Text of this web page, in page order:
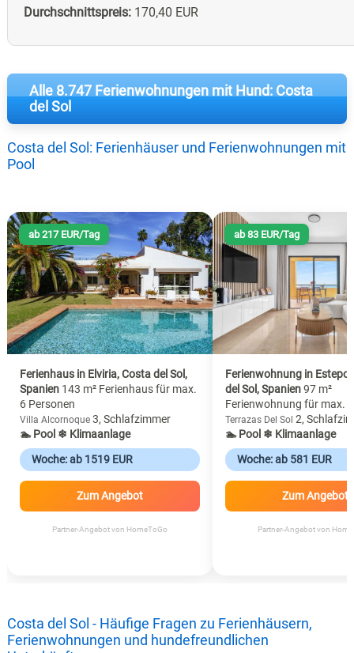
Durchschnittspreis:170,40 EUR
Alle 8.747 Ferienwohnungen mit Hund: Costa
del Sol
Costa del Sol: Ferienhäuser und Ferienwohnungen mit
Pool
ab 217 EUR/Tag
Ferienhaus in Elviria, Costa del Sol,
Spanien 143 m² Ferienhaus für max.
6 Personen
Villa Alcornoque3, Schlafzimmer
🏊 Pool ❄ Klimaanlage
Woche: ab 1519 EUR
Zum Angebot
Partner-Angebot von HomeToGo
ab 83 EUR/Tag
Ferienwohnung in
del Sol, Spanien97 m²
Ferienwohnung für max.
Terrazas Del Sol 2,
🏊 Pool ❄ Klimaanlage
Woche: ab 581 EUR
Zum Angebot
Partner-Angebot von
Costa del Sol - Häufige Fragen zu Ferienhäusern,
Ferienwohnungen und hundefreundlichen